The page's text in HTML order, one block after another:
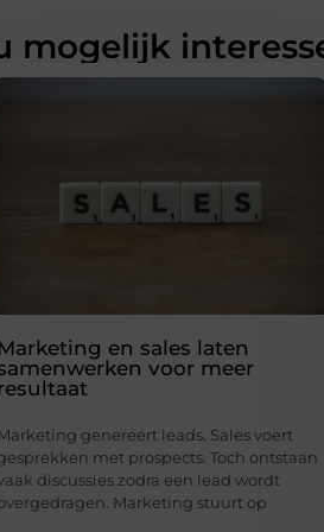
mogelijk
Marketing en sales laten
voor meer
genereert leads. Sales voert
met prospects. Toch ontstaan
discussies zodra een lead wordt
Marketing stuurt op